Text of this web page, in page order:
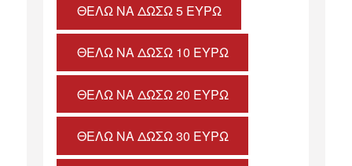
ΘΈΛΩ ΝΑ ΔΏΣΩ 5 ΕΥΡΏ
ΘΈΛΩ ΝΑ ΔΏΣΩ 10 ΕΥΡΏ
ΘΈΛΩ ΝΑ ΔΏΣΩ 20 ΕΥΡΏ
ΘΈΛΩ ΝΑ ΔΏΣΩ 30 ΕΥΡΏ